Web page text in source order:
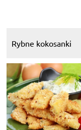
Rybne kokosanki